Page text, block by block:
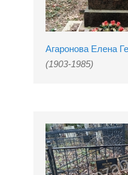
Агаронова Елена
(1903-1985)